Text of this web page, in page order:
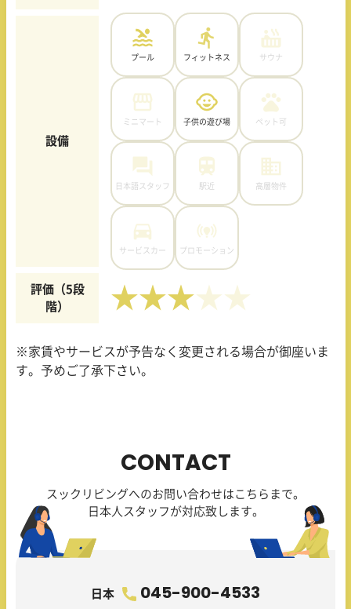
設備
プール フィットネス サウナ
ミニマート 子供の遊び場 ペット可
日本語スタッフ 駅近 高層物件
サービスカー プロモーション
評価（5段
階）
★★★
※家賃やサービスが予告なく変更される場合が御座いま
す。予めご了承下さい。
CONTACT
スックリビングへのお問い合わせはこちらまで。
日本人スタッフが対応致します。
日本 045-900-4533